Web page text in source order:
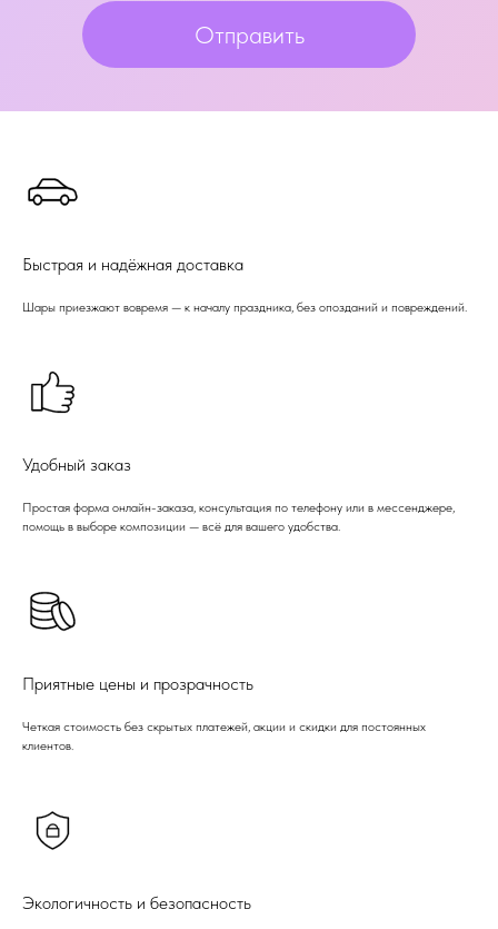
Отправить
Быстрая и надёжная доставка
Шары приезжают вовремя — к началу праздника, без опозданий и повреждений.
Удобный заказ
Простая форма онлайн-заказа, консультация по телефону или в мессенджере,
помощь в выборе композиции — всё для вашего удобства.
Приятные цены и прозрачность
Четкая стоимость без скрытых платежей, акции и скидки для постоянных
клиентов.
Экологичность и безопасность